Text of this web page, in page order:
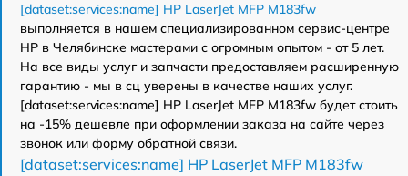
[dataset:services:name] HP LaserJet MFP M183fw
выполняется в нашем специализированном сервис-центре
HP в Челябинске мастерами с огромным опытом - от 5 лет.
На все виды услуг и запчасти предоставляем расширенную
гарантию - мы в сц уверены в качестве наших услуг.
[dataset:services:name] HP LaserJet MFP M183fw будет стоить
на -15% дешевле при оформлении заказа на сайте через
звонок или форму обратной связи.
[dataset:services:name] HP LaserJet MFP M183fw